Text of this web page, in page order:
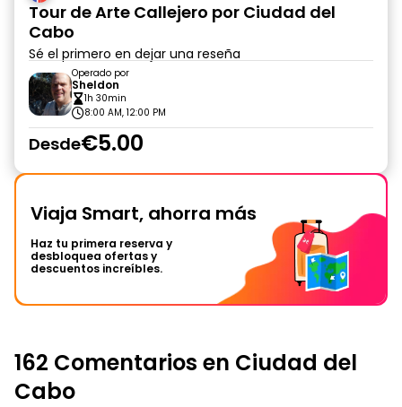
Tour de Arte Callejero por Ciudad del
Cabo
Sé el primero en dejar una reseña
Operado por
Sheldon
1h 30min
8:00 AM, 12:00 PM
Desde€5.00
Viaja Smart, ahorra más
Haz tu primera reserva y
desbloquea ofertas y
descuentos increíbles.
162 Comentarios en Ciudad del
Cabo